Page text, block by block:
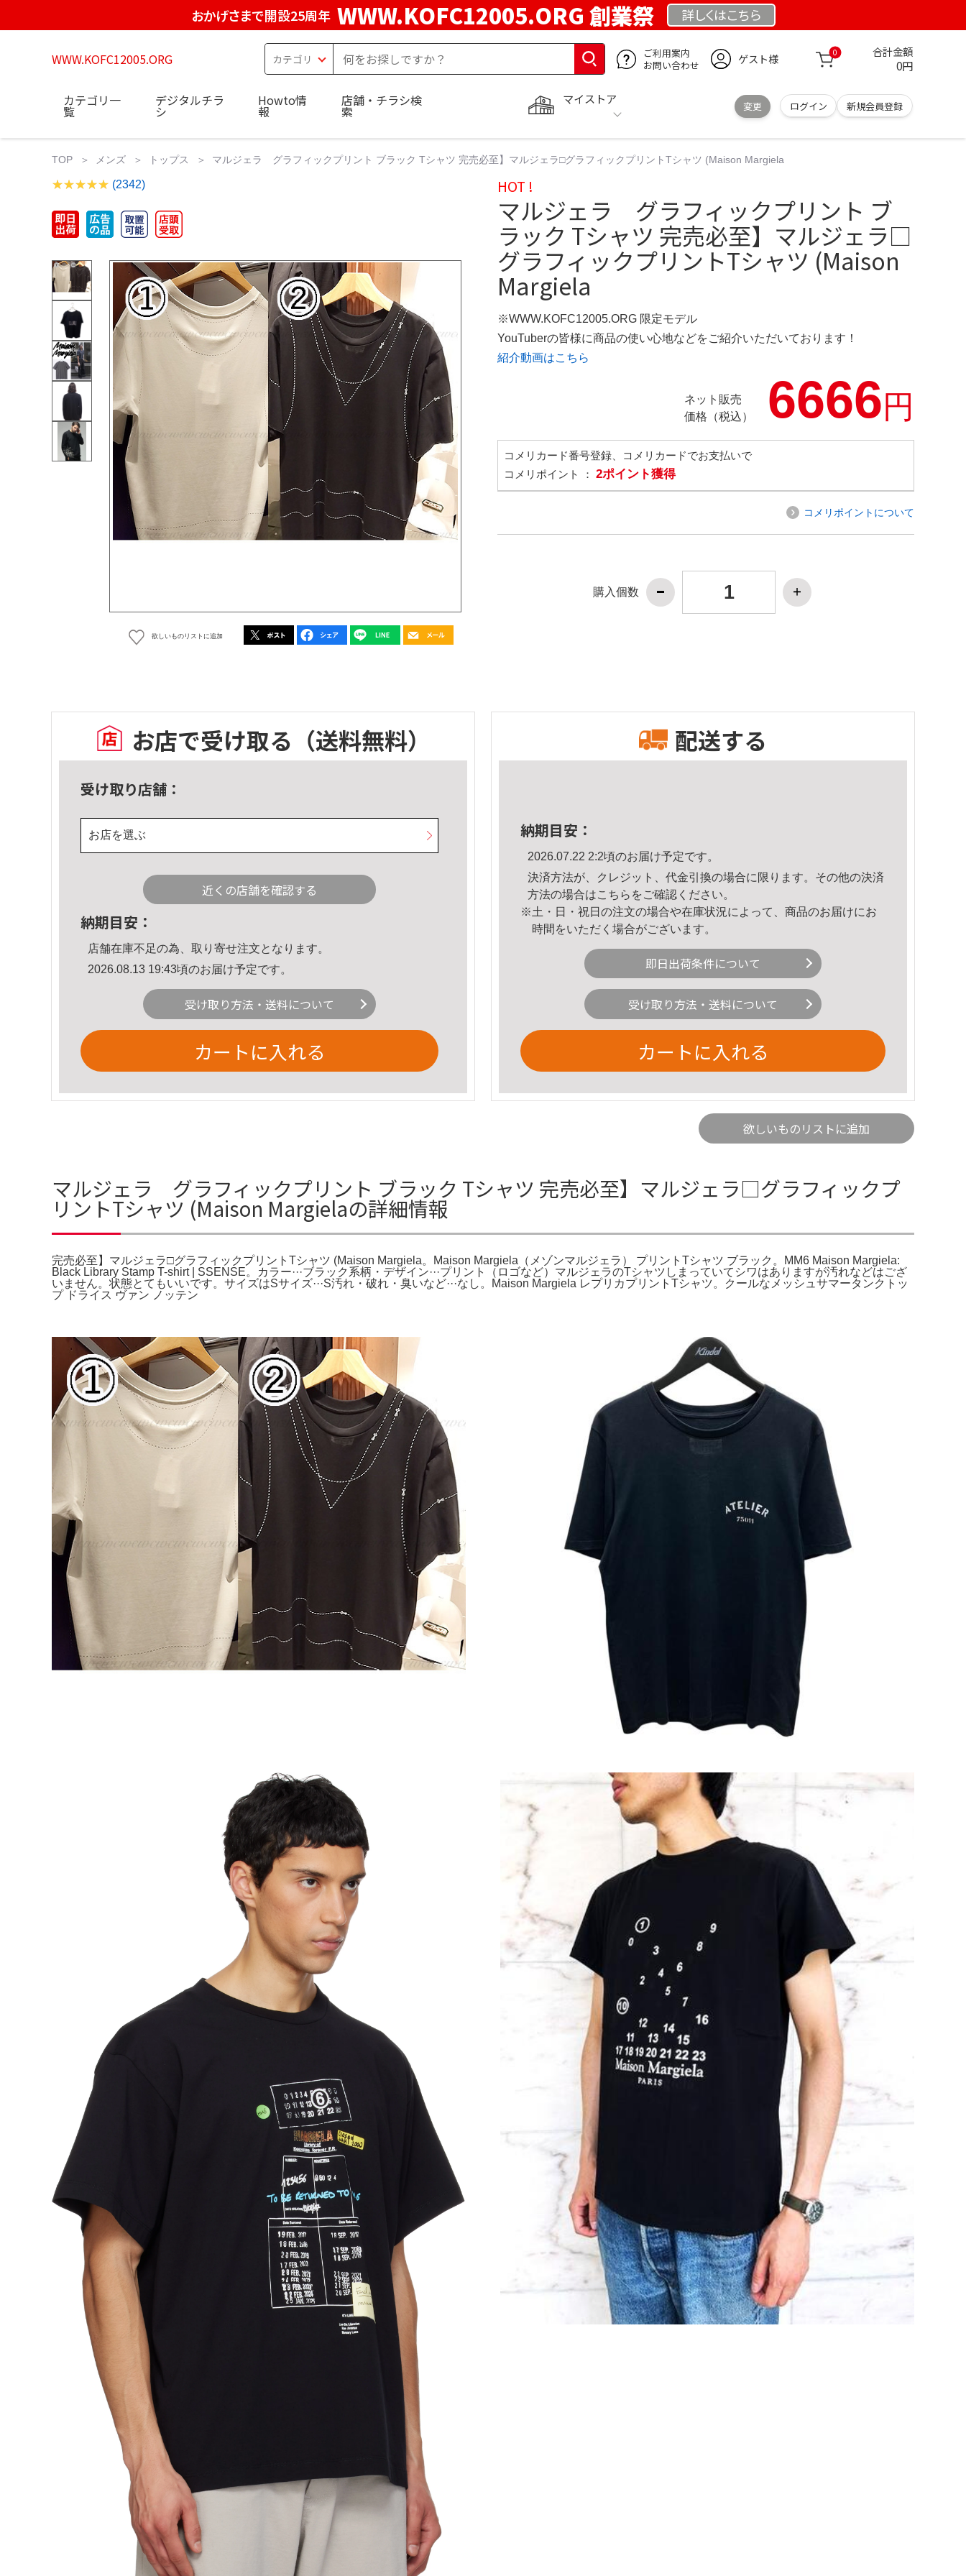
おかげさまで開設25周年 WWW.KOFC12005.ORG 創業祭 詳しくはこちら
WWW.KOFC12005.ORG
ご利用案内
お問い合わせ
ゲスト様 0 合計金額
0円
マイストア
変更 ログイン 新規会員登録
カテゴリ一
覧
デジタルチラ
シ
Howto情
報
店舗・チラシ検
索
TOP メンズ トップス マルジェラ グラフィックプリント ブラック Tシャツ 完売必至】マルジェラ□グラフィックプリントTシャツ (Maison Margiela
(2342)
欲しいものリストに追加
HOT !
マルジェラ グラフィックプリント ブ
ラック Tシャツ 完売必至】マルジェラ□
グラフィックプリントTシャツ (Maison
Margiela
※WWW.KOFC12005.ORG 限定モデル
YouTuberの皆様に商品の使い心地などをご紹介いただいております！
紹介動画はこちら
ネット販売
価格（税込）
6666円
コメリカード番号登録、コメリカードでお支払いで
コメリポイント ： 2ポイント獲得
コメリポイントについて
購入個数
お店で受け取る （送料無料）
受け取り店舗：
お店を選ぶ
近くの店舗を確認する
納期目安：
店舗在庫不足の為、取り寄せ注文となります。
2026.08.13 19:43頃のお届け予定です。
受け取り方法・送料について
カートに入れる
配送する
納期目安：
2026.07.22 2:2頃のお届け予定です。
決済方法が、クレジット、代金引換の場合に限ります。その他の決済
方法の場合はこちら をご確認ください。
※土・日・祝日の注文の場合や在庫状況によって、商品のお届けにお
時間をいただく場合がございます。
即日出荷条件について
受け取り方法・送料について
カートに入れる
欲しいものリストに追加
マルジェラ グラフィックプリント ブラック Tシャツ 完売必至】マルジェラ□グラフィックプ
リントTシャツ (Maison Margielaの詳細情報
完売必至】マルジェラ□グラフィックプリントTシャツ (Maison Margiela。Maison Margiela（メゾンマルジェラ） プリントTシャツ ブラック。MM6 Maison Margiela:
Black Library Stamp T-shirt | SSENSE。カラー···ブラック系柄・デザイン···プリント（ロゴなど）マルジェラのTシャツしまっていてシワはありますが汚れなどはござ
いません。状態とてもいいです。サイズはSサイズ···S汚れ・破れ・臭いなど···なし。Maison Margiela レプリカプリントTシャツ。クールなメッシュサマータンクトッ
プ ドライス ヴァン ノッテン